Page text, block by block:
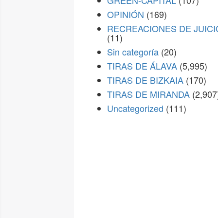
OPINIÓN (169)
RECREACIONES DE
(11)
Sin categoría (20)
TIRAS DE ÁLAVA (5,995)
TIRAS DE BIZKAIA (170)
TIRAS DE MIRANDA
Uncategorized (111)